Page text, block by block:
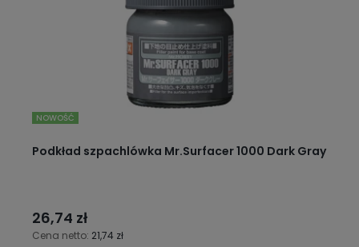
Podkład szpachlówka Mr.Surfacer 1000 Dark Gray
26,74 zł
Cena netto: 21,74 zł
NOWOŚĆ